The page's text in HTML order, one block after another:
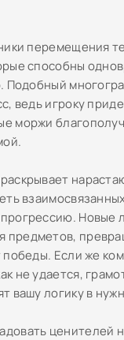
перемещения
способны
Подобный
ведь игроку
моржи
Новые
Если же
не удается,
вашу логику в
ценителей